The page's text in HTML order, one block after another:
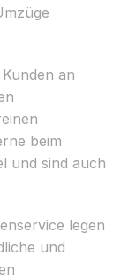
an
beim
und sind auch
legen
und